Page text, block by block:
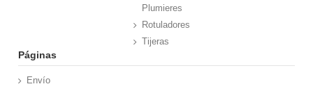
Plumieres
Rotuladores
Tijeras
Páginas
Envío